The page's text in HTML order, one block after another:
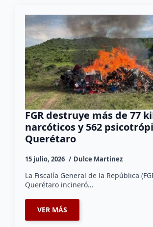
FGR destruye más de 77
narcóticos y 562
Querétaro
15 julio, 2026 Dulce Martinez
La Fiscalía General de la República
Querétaro incineró…
VER MÁS